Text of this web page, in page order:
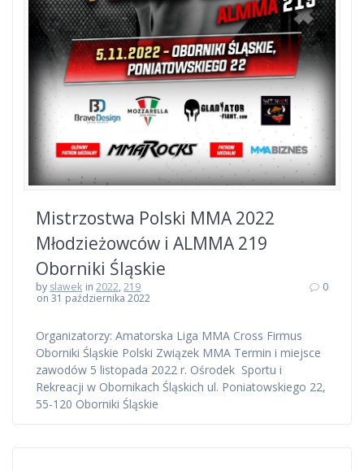
Mistrzostwa Polski MMA 2022
Młodzieżowców i ALMMA 219
Oborniki Śląskie
by slawek in2022,219
on 31 października 2022
0
Organizatorzy: Amatorska Liga MMA Cross Firmus
Oborniki Śląskie Polski Związek MMA Termin i miejsce
zawodów 5 listopada 2022 r. Ośrodek Sportu i
Rekreacji w Obornikach Śląskich ul. Poniatowskiego 22,
55-120 Oborniki Śląskie